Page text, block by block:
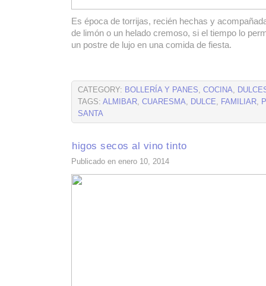
Es época de torrijas, recién hechas y
de limón o un helado cremoso, si el tiempo lo
un postre de lujo en una comida de fiesta.
CATEGORY: BOLLERÍA Y PANES, COCINA,
TAGS: ALMIBAR, CUARESMA, DULCE, FAMILIAR,
SANTA
higos secos al vino tinto
Publicado en enero 10, 2014